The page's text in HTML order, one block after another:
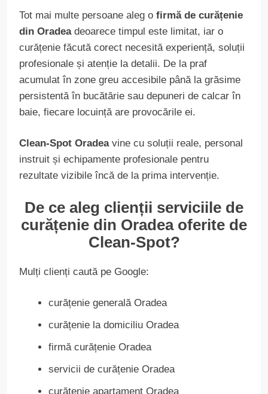
Tot mai multe persoane aleg o firmă de curățenie
din Oradeadeoarece timpul este limitat, iar o
curățenie făcută corect necesită experiență, soluții
profesionale și atenție la detalii. De la praf
acumulat în zone greu accesibile până la grăsime
persistentă în bucătărie sau depuneri de calcar în
baie, fiecare locuință are provocările ei.
Clean-Spot Oradeavine cu soluții reale, personal
instruit și echipamente profesionale pentru
rezultate vizibile încă de la prima intervenție.
De ce aleg clienții serviciile de
curățenie din Oradea oferite de
Clean-Spot?
Mulți clienți caută pe Google:
curățenie generală Oradea
curățenie la domiciliu Oradea
firmă curățenie Oradea
servicii de curățenie Oradea
curățenie apartament Oradea